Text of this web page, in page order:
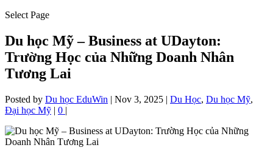
Select Page
Du học Mỹ – Business at UDayton:
Trường Học của Những Doanh Nhân
Tương Lai
Posted by Du học EduWin | Nov 3, 2025 | Du Học, Du học Mỹ,
Đại học Mỹ | 0 |